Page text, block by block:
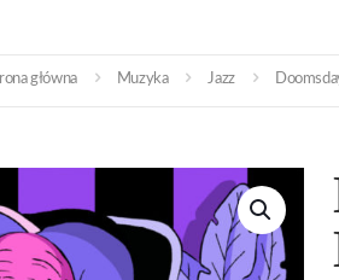
główna Muzyka Jazz